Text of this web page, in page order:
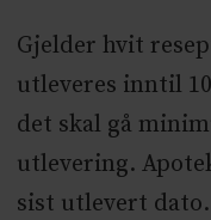
Gjelder hvit
utleveres inntil
det skal gå
utlevering.
sist utlevert dato.